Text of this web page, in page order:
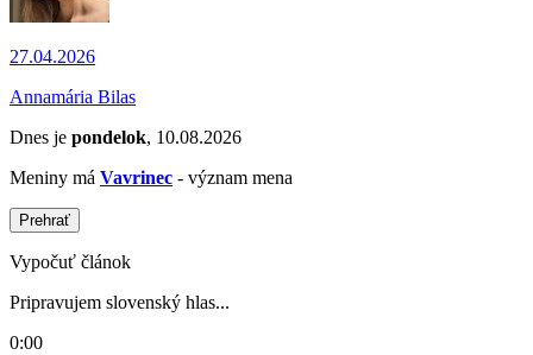
27.04.2026
Annamária Bilas
Dnes je pondelok, 10.08.2026
Meniny má Vavrinec - význam mena
Prehrať
Vypočuť článok
Pripravujem slovenský hlas...
0:00